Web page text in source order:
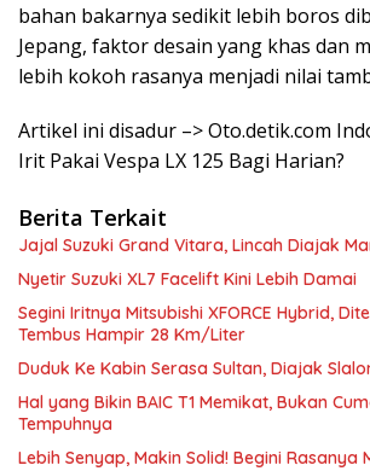
bahan bakarnya sedikit lebih boros
Jepang, faktor desain yang khas dan
lebih kokoh rasanya menjadi nilai
Artikel ini disadur –> Oto.detik.com
Irit Pakai Vespa LX 125 Bagi Harian?
Berita Terkait
Jajal Suzuki Grand Vitara, Lincah Diajak
Nyetir Suzuki XL7 Facelift Kini Lebih Damai
Segini Iritnya Mitsubishi XFORCE Hybrid,
Tembus Hampir 28 Km/Liter
Duduk Ke Kabin Serasa Sultan, Diajak
Hal yang Bikin BAIC T1 Memikat, Bukan
Tempuhnya
Lebih Senyap, Makin Solid! Begini Rasanya